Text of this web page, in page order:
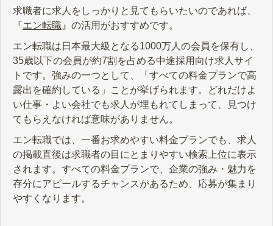
求職者に求人をしっかりと見てもらいたいのであれば、
『エン転職 』の活用がおすすめです。
エン転職は日本最大級となる1000万人の会員を保有し、
35歳以下の会員が約7割を占める中途採用向け求人サイ
トです。強みの一つとして、「すべての料金プランで高
露出を確約している」ことが挙げられます。どれだけよ
い仕事・よい会社でも求人が埋もれてしまって、見つけ
てもらえなければ意味がありません。
エン転職では、一番お求めやすい料金プランでも、求人
の掲載直後は求職者の目にとまりやすい検索上位に表示
されます。すべての料金プランで、企業の強み・魅力を
存分にアピールするチャンスがあるため、応募が集まり
やすくなります。